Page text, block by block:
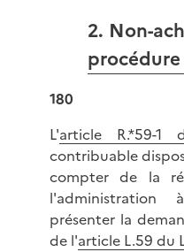
2. Non-
180
L'article R.*59-1
contribuable
compter de la
l'administration
présenter la
de l'article L.59 du